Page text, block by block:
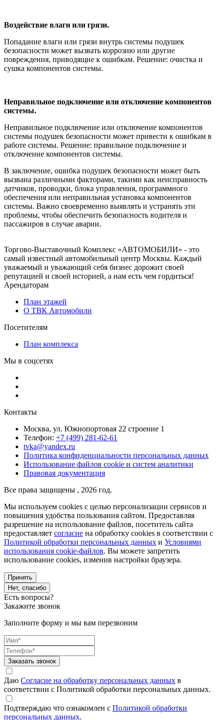
Воздействие влаги или грязи.
Попадание влаги или грязи внутрь системы подушек
безопасности может вызвать коррозию или другие
повреждения, приводящие к ошибкам. Решение: очистка и
сушка компонентов системы.
Неправильное подключение или отключение компонентов
системы.
Неправильное подключение или отключение компонентов
системы подушек безопасности может привести к ошибкам в
работе системы. Решение: правильное подключение и
отключение компонентов системы.
В заключение, ошибка подушек безопасности может быть
вызвана различными факторами, такими как неисправность
датчиков, проводки, блока управления, программного
обеспечения или неправильная установка компонентов
системы. Важно своевременно выявлять и устранять эти
проблемы, чтобы обеспечить безопасность водителя и
пассажиров в случае аварии.
Торгово-Выставочный Комплекс «АВТОМОБИЛИ» - это
самый известный автомобильный центр Москвы. Каждый
уважаемый и уважающий себя бизнес дорожит своей
репутацией и своей историей, а нам есть чем гордиться!
Арендаторам
План этажей
О ТВК Автомобили
Посетителям
План комплекса
Мы в соцсетях
Контакты
Москва, ул. Южнопортовая 22 строение 1
Телефон: +7 (499) 281-62-61
tvka@yandex.ru
Политика конфиденциальности персональных данных
Использование файлов cookie и систем аналитики
Правовая документация
Все права защищены , 2026 год.
Мы используем cookies с целью персонализации сервисов и
повышения удобства пользования сайтом. Предоставляя
разрешение на использование файлов, посетитель сайта
предоставляет согласие на обработку cookies в соответствии с
Политикой обработки персональных данных и Условиями
использования cookie-файлов. Вы можете запретить
использование cookies, изменив настройки браузера.
Принять
Нет, спасибо
Есть вопросы?
Закажите звонок
Заполните форму и мы вам перезвоним
Заказать звонок
Даю Согласие на обработку персональных данных в
соответствии с Политикой обработки персональных данных.
Подтверждаю что ознакомлен с Политикой обработки
персональных данных.